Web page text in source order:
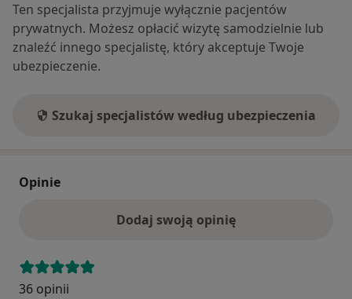
Ten specjalista przyjmuje wyłącznie pacjentów
prywatnych. Możesz opłacić wizytę samodzielnie lub
znaleźć innego specjalistę, który akceptuje Twoje
ubezpieczenie.
Szukaj specjalistów według ubezpieczenia
Opinie
Dodaj swoją opinię
36 opinii